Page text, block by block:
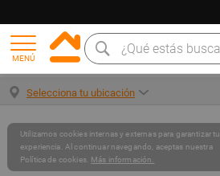
MENÚ
Selecciona tu ubicación
Utilizamos cookies internas y externas para garantizar tu
experiencia. Al continuar navegando, aceptas nuestra
Política de cookies. Más información.